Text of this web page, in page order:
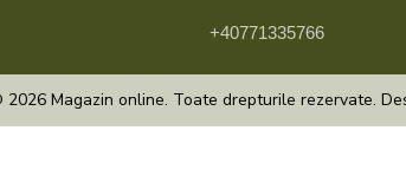
+40771335766
2026 Magazin online. Toate drepturile rezervate.